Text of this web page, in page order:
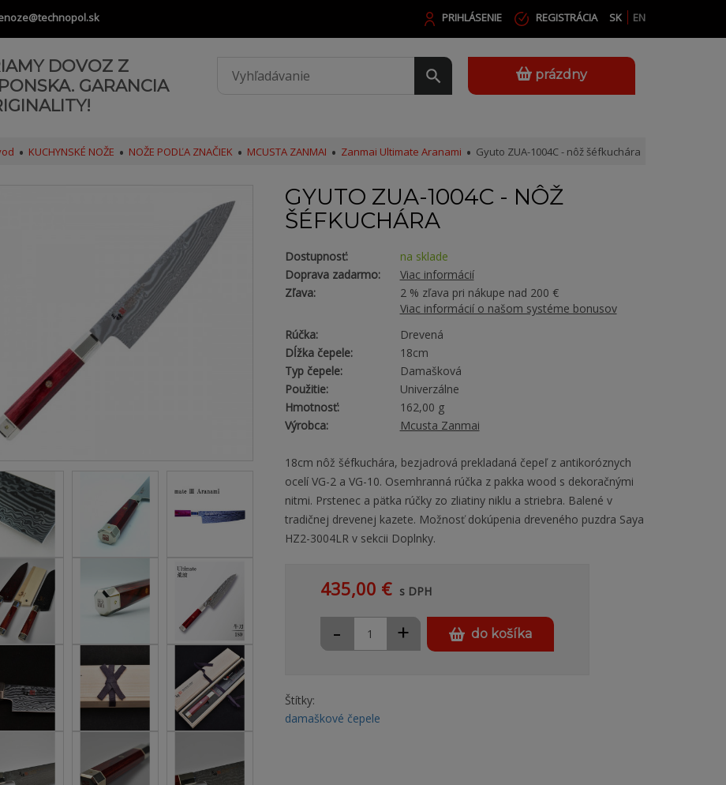
SK EN
PRIHLÁSENIE REGISTRÁCIA
DOVOZ Z
GARANCIA
prázdny
KUCHYNSKÉ NOŽE NOŽE PODĽA ZNAČIEK MCUSTA ZANMAI Zanmai Ultimate Aranami Gyuto ZUA-1004C - nôž šéfkuchára
GYUTO ZUA-1004C - NÔŽ
ŠÉFKUCHÁRA
Dostupnosť:
na sklade
Doprava zadarmo:
Viac informácií
Zľava:
2 % zľava pri nákupe nad 200 €
Viac informácií o našom systéme bonusov
Rúčka:
Drevená
Dĺžka čepele:
18cm
Typ čepele:
Damašková
Použitie:
Univerzálne
Hmotnosť:
162,00 g
Výrobca:
Mcusta Zanmai
18cm nôž šéfkuchára, bezjadrová prekladaná čepeľ z antikoróznych
ocelí VG-2 a VG-10. Osemhranná rúčka z pakka wood s dekoračnými
nitmi. Prstenec a pätka rúčky zo zliatiny niklu a striebra. Balené v
tradičnej drevenej kazete. Možnosť dokúpenia dreveného puzdra Saya
HZ2-3004LR v sekcii Doplnky.
435,00 € s DPH
+
- do košíka
Štítky:
damaškové čepele